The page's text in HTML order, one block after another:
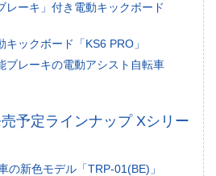
レーキ」付き電動キックボード
ックボード「KS6 PRO」
ブレーキの電動アシスト自転車
予定ラインナップ Xシリー
の新色モデル「TRP-01(BE)」